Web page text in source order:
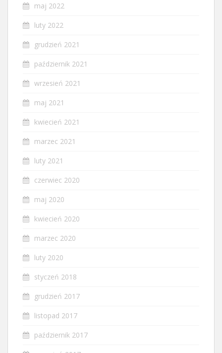
maj 2022
luty 2022
grudzień 2021
październik 2021
wrzesień 2021
maj 2021
kwiecień 2021
marzec 2021
luty 2021
czerwiec 2020
maj 2020
kwiecień 2020
marzec 2020
luty 2020
styczeń 2018
grudzień 2017
listopad 2017
październik 2017